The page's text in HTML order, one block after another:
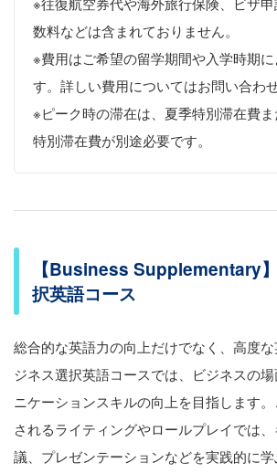
数料などは含まれておりません。
※費用はご希望の留学期間や入学時期
す。詳しい費用についてはお問い合わ
※ピーク時の滞在は、夏季特別滞在費
特別滞在費が別途必要です。
【Business Supplementary
択英語コース
総合的な英語力の向上だけでなく、高度
ジネス選択英語コースでは、ビジネスの
ニケーションスキルの向上を目指します
されるライティングやロールプレイでは
議、プレゼンテーションなどを実践的に